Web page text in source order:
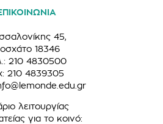
45,
18346
210 4830500
210 4839305
λειτουργίας
για το κοινό: